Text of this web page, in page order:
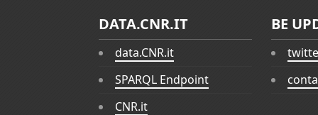
DATA.CNR.IT
data.CNR.it
SPARQL Endpoint
CNR.it
BE